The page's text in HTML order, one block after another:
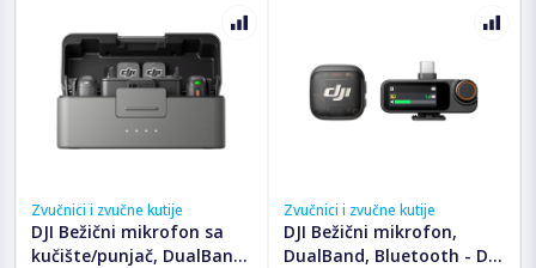
Zvučnici i zvučne kutije
DJI Bežični mikrofon sa
kučište/punjač, DualBand,
Zvučnici i zvučne kutije
DJI Bežični mikrofon,
DualBand, Bluetooth - DJI